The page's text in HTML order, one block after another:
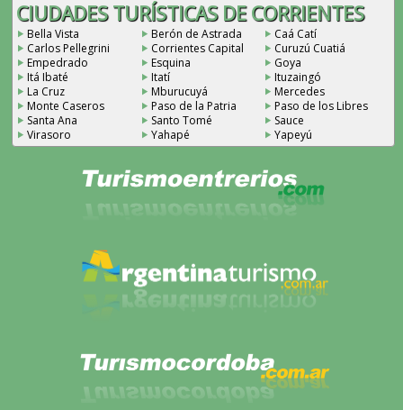
CIUDADES TURÍSTICAS DE CORRIENTES
Bella Vista Berón de Astrada
Caá Catí
Carlos Pellegrini
Corrientes Capital
Curuzú Cuatiá
Empedrado
Esquina
Goya
Itá Ibaté
Itatí
Ituzaingó
La Cruz
Mburucuyá
Mercedes
Monte Caseros
Paso de la Patria
Paso de los Libres
Santa Ana
Santo Tomé
Sauce
Virasoro
Yahapé Yapeyú